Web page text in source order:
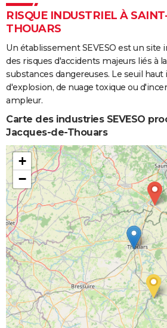
RISQUE INDUSTRIEL À
THOUARS
Un établissement SEVESO est un site
des risques d'accidents majeurs liés à
substances dangereuses. Le seuil
d'explosion, de nuage toxique ou
ampleur.
Carte des industries SEVESO
Jacques-de-Thouars
+
−